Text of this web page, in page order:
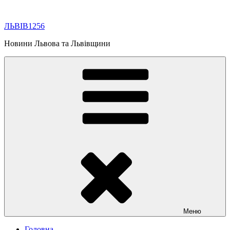
вмісту
ЛЬВІВ1256
Новини Львова та Львівщини
Меню